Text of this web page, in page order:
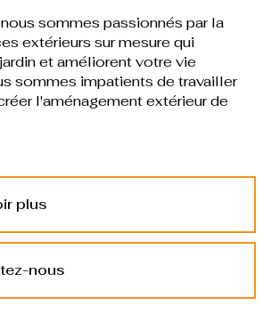
sommes passionnés par la
extérieurs sur mesure qui
et améliorent votre vie
sommes impatients de travailler
l'aménagement extérieur de
plus
nous